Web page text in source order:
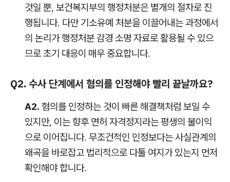
것일 뿐, 보건복지부의 행정처분은 별개의 절차로 진
행됩니다. 다만 기소유예 처분을 이끌어내는 과정에서
의 논리가 행정처분 감경 소명 자료로 활용될 수 있으
므로 초기 대응이 매우 중요합니다.
Q2. 수사 단계에서 혐의를 인정해야 빨리 끝날까요?
A2. 혐의를 인정하는 것이 빠른 해결책처럼 보일 수
있지만, 이는 향후 면허 자격정지라는 평생의 불이익
으로 이어집니다. 무조건적인 인정보다는 사실관계의
왜곡을 바로잡고 법리적으로 다툴 여지가 있는지 먼저
확인해야 합니다.